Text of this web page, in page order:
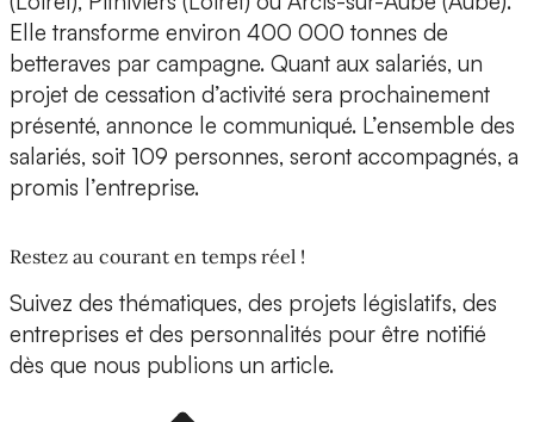
Elle transforme environ 400 000 tonnes de
betteraves par campagne. Quant aux salariés, un
projet de cessation d’activité sera prochainement
présenté, annonce le communiqué. L’ensemble des
salariés, soit 109 personnes, seront accompagnés, a
promis l’entreprise.
Restez au courant en temps réel !
Suivez des thématiques, des projets législatifs, des
entreprises et des personnalités pour être notifié
dès que nous publions un article.